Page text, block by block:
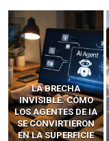
OLVIDA
METASPLOIT: CÓMO
PREDATOR HACKEA
CUALQUIER MÓVIL
CON ATAQUES